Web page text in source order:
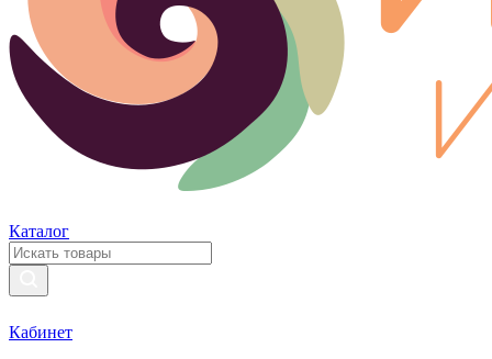
Каталог
Кабинет